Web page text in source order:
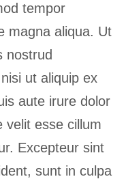
tempor
magna aliqua. Ut
nostrud
ut aliquip ex
aute irure dolor
velit esse cillum
Excepteur sint
sunt in culpa